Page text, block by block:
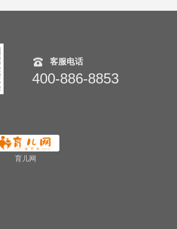
客服电话
400-886-8853
育儿网